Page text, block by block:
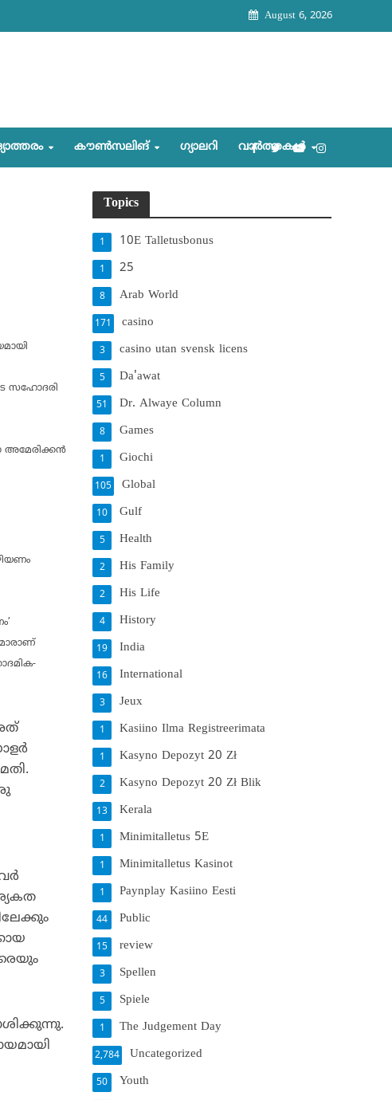
August 6, 2026
കൗണ്‍സലിങ്‌ ഗ്യാലറി വാര്‍ത്തകള്‍
സഹോദരി
അമേരിക്കന്‍
Topics
10E Talletusbonus
1
25
1
Arab World
8
casino
171
casino utan svensk licens
3
Da'awat
5
Dr. Alwaye Column
51
Games
8
Giochi
1
Global
105
Gulf
10
Health
5
His Family
2
His Life
2
History
4
India
19
International
16
Jeux
3
Kasiino Ilma Registreerimata
1
Kasyno Depozyt 20 Zł
1
Kasyno Depozyt 20 Zł Blik
2
Kerala
13
Minimitalletus 5E
1
Minimitalletus Kasinot
1
Paynplay Kasiino Eesti
1
Public
44
review
15
Spellen
3
Spiele
5
The Judgement Day
1
Uncategorized
2,784
Youth
50